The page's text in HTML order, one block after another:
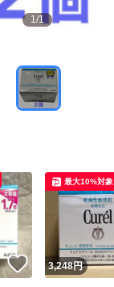
1/1
いいね！
3,248円
最大10%対象